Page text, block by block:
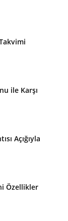
ile Karşı
Açığıyla
Özellikler